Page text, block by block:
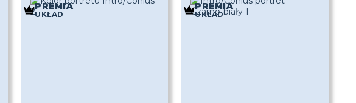
PREMIA
UKŁAD
PREMIA
UKŁAD